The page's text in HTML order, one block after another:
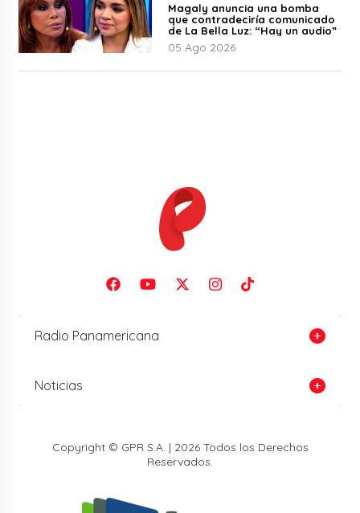
Magaly anuncia una bomba
que contradeciría comunicado
de La Bella Luz: “Hay un audio”
05 Ago 2026
Radio Panamericana
Noticias
Copyright © GPR S.A. | 2026 Todos los Derechos
Reservados.